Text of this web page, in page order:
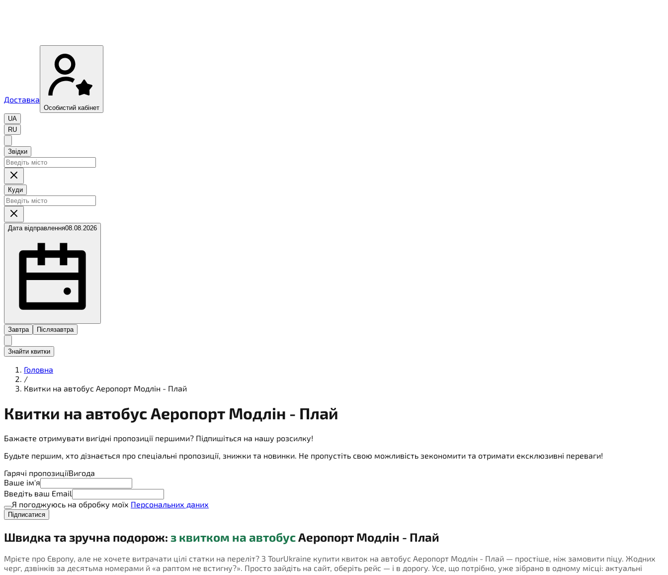
Доставка
Особистий кабінет
UA
RU
Звідки
Куди
Дата відправлення08.08.2026
Завтра Післязавтра
Знайти квитки
Головна
/
Квитки на автобус Аеропорт Модлін - Плай
Квитки на автобусАеропорт Модлін - Плай
Бажаєте отримувати вигідні пропозиції першими? Підпишіться на нашу розсилку!
Будьте першим, хто дізнається про спеціальні пропозиції, знижки та новинки. Не пропустіть свою можливість зекономити та отримати ексклюзивні переваги!
Гарячі пропозиціїВигода
Ваше ім'я
Введіть ваш Email
Я погоджуюсь на обробку моїх Персональних даних
Підписатися
Швидка та зручна подорож: з квитком на автобусАеропорт Модлін - Плай
Мрієте про Європу, але не хочете витрачати цілі статки на переліт? З TourUkraine купити квиток на автобус Аеропорт Модлін - Плай — простіше, ніж замовити піцу. Жодних
черг, дзвінків за десятьма номерами й «а раптом не встигну?». Просто зайдіть на сайт, оберіть рейс — і в дорогу. Усе, що потрібно, уже зібрано в одному місці: актуальні